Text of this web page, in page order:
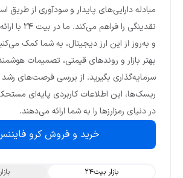
مبادله دارایی‌های پایدار و سودآوری از طریق
نقدینگی را
و به‌روز از این ارز دیجیتال، به شما کمک
بهتر بازار و روندهای قیمتی، تصمیمات
سرمایه‌گذاری بگیرید. از بررسی فرصت‌های رشد
ریسک‌ها، این اطلاعات کاربردی پایه‌ای
در دنیای رمزارزها را به شما ارائه می‌دهند.
خرید و فروش کرو
بازار بیت۲۴